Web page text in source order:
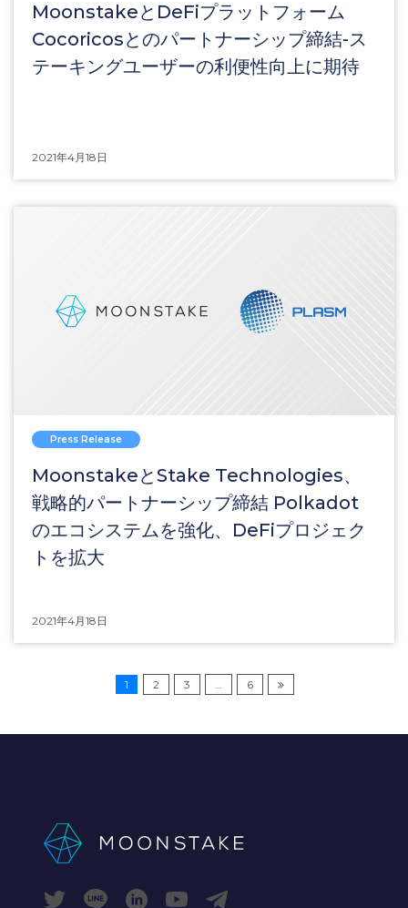
MoonstakeとDeFiプラットフォーム
Cocoricosとのパートナーシップ締結-ス
テーキングユーザーの利便性向上に期待
2021年4月18日
Press Release
MoonstakeとStake Technologies、
戦略的パートナーシップ締結 Polkadot
のエコシステムを強化、DeFiプロジェク
トを拡大
2021年4月18日
1 2 3 6